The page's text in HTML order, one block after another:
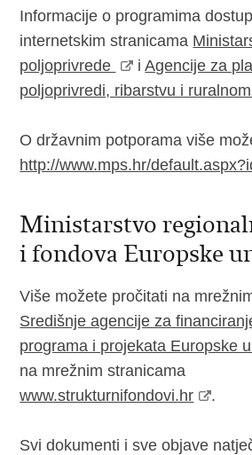
Informacije o programima
internetskim stranicama
poljoprivrede
iAgencije za
poljoprivredi, ribarstvu i
O državnim potporama više
http://www.mps.hr/
Ministarstvo
i fondova Europske
Više možete pročitati na
Središnje agencije za
programa i projekata Europske
na mrežnim stranicama
www.strukturnifondovi.hr
.
Svi dokumenti i sve objave